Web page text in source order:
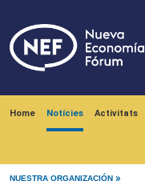
Home Notícies Activitats
NUESTRA ORGANIZACIÓN
Menú noticias